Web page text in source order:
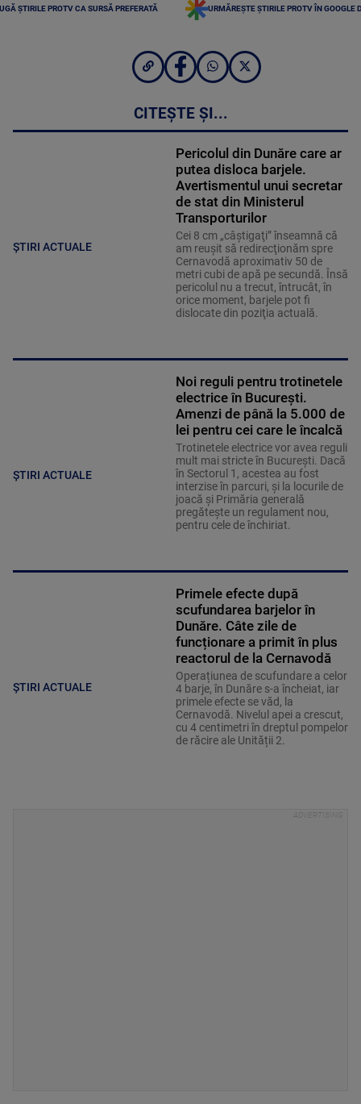
ȘTIRILE PROTV CA SURSĂ PREFERATĂ URMĂREȘTE ȘTIRILE PROTV ÎN GOOGLE
CITEȘTE ȘI...
ȘTIRI ACTUALE
Pericolul din Dunăre care ar
putea disloca barjele.
Avertismentul unui secretar
de stat din Ministerul
Transporturilor
Cei 8 cm „câştigaţi” înseamnă că
am reuşit să redirecţionăm spre
Cernavodă aproximativ 50 de
metri cubi de apă pe secundă. Însă
pericolul nu a trecut, întrucât, în
orice moment, barjele pot fi
dislocate din poziţia actuală.
ȘTIRI ACTUALE
Noi reguli pentru trotinetele
electrice în București.
Amenzi de până la 5.000 de
lei pentru cei care le încalcă
Trotinetele electrice vor avea reguli
mult mai stricte în București. Dacă
în Sectorul 1, acestea au fost
interzise în parcuri, și la locurile de
joacă și Primăria generală
pregătește un regulament nou,
pentru cele de închiriat.
ȘTIRI ACTUALE
Primele efecte după
scufundarea barjelor în
Dunăre. Câte zile de
funcționare a primit în plus
reactorul de la Cernavodă
Operațiunea de scufundare a celor
4 barje, în Dunăre s-a încheiat, iar
primele efecte se văd, la
Cernavodă. Nivelul apei a crescut,
cu 4 centimetri în dreptul pompelor
de răcire ale Unității 2.